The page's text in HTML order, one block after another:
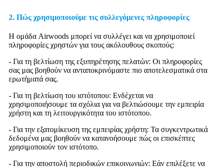
2. Πώς χρησιμοποιούμε τις συλλεγόμενες πληροφορίες
Η ομάδα Airwoods μπορεί να συλλέγει και να χρησιμοποιεί
πληροφορίες χρηστών για τους ακόλουθους σκοπούς:
- Για τη βελτίωση της εξυπηρέτησης πελατών: Οι πληροφορίες
σας μας βοηθούν να ανταποκρινόμαστε πιο αποτελεσματικά στα
ερωτήματά σας.
- Για τη βελτίωση του ιστότοπου: Ενδέχεται να
χρησιμοποιήσουμε τα σχόλια για να βελτιώσουμε την εμπειρία
χρήστη και τη λειτουργικότητα του ιστότοπου.
- Για την εξατομίκευση της εμπειρίας χρήστη: Τα συγκεντρωτικά
δεδομένα μας βοηθούν να κατανοήσουμε πώς οι επισκέπτες
χρησιμοποιούν τον ιστότοπο.
- Για την αποστολή περιοδικών επικοινωνιών: Εάν επιλέξετε να